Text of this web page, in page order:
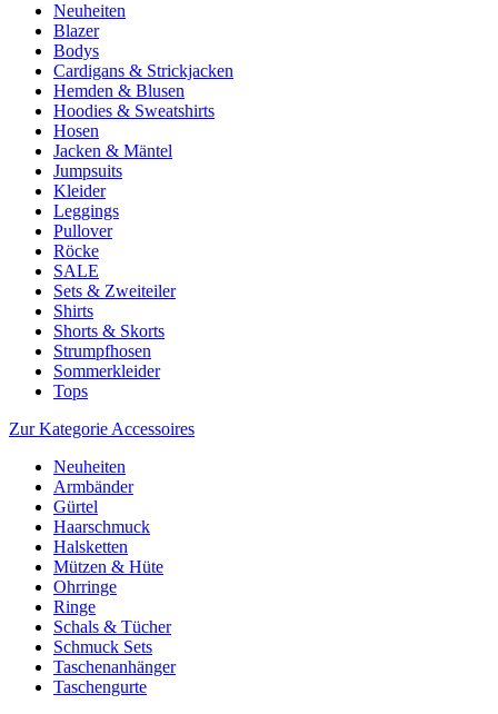
Neuheiten
Blazer
Bodys
Cardigans & Strickjacken
Hemden & Blusen
Hoodies & Sweatshirts
Hosen
Jacken & Mäntel
Jumpsuits
Kleider
Leggings
Pullover
Röcke
SALE
Sets & Zweiteiler
Shirts
Shorts & Skorts
Strumpfhosen
Sommerkleider
Tops
Zur Kategorie Accessoires
Neuheiten
Armbänder
Gürtel
Haarschmuck
Halsketten
Mützen & Hüte
Ohrringe
Ringe
Schals & Tücher
Schmuck Sets
Taschenanhänger
Taschengurte